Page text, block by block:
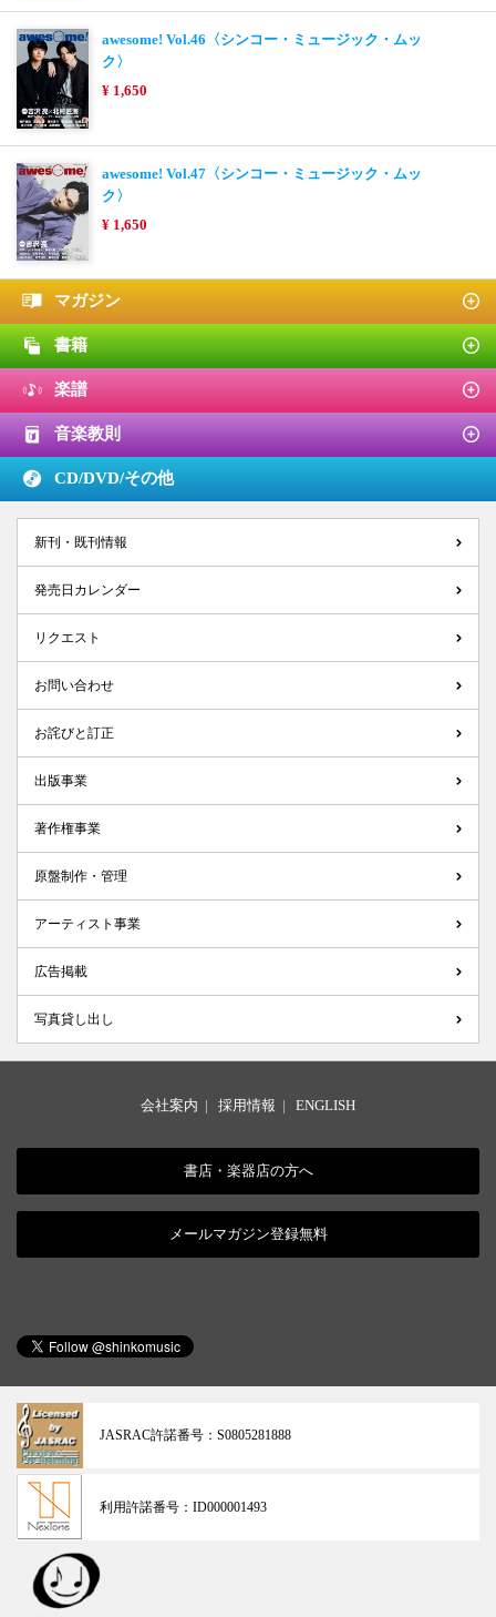
awesome! Vol.46〈シンコー・ミュージック・ムッ
ク〉
¥ 1,650
awesome! Vol.47〈シンコー・ミュージック・ムッ
ク〉
¥ 1,650
マガジン
書籍
楽譜
音楽教則
CD/DVD/その他
新刊・既刊情報
発売日カレンダー
リクエスト
お問い合わせ
お詫びと訂正
出版事業
著作権事業
原盤制作・管理
アーティスト事業
広告掲載
写真貸し出し
会社案内 | 採用情報 | ENGLISH
書店・楽器店の方へ
メールマガジン登録無料
JASRAC許諾番号： S0805281888
利用許諾番号： ID000001493